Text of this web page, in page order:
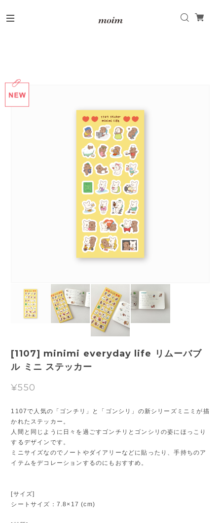
[1107] minimi everyday life リムーバブ
ル ミニ ステッカー
¥550
1107で人気の「ゴンチリ」と「ゴンシリ」の新シリーズミニミが描
かれたステッカー。
人間と同じように日々を過ごすゴンチリとゴンシリの姿にほっこり
するデザインです。
ミニサイズなのでノートやダイアリーなどに貼ったり、手持ちのア
イテムをデコレーションするのにもおすすめ。
[サイズ]
シートサイズ：7.8×17 (cm)